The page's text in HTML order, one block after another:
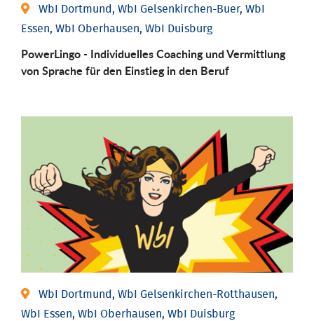
WbI Dortmund, WbI Gelsenkirchen-Buer, WbI
Essen, WbI Oberhausen, WbI Duisburg
PowerLingo - Individuelles Coaching und Vermittlung
von Sprache für den Einstieg in den Beruf
WbI Dortmund, WbI Gelsenkirchen-Rotthausen,
WbI Essen, WbI Oberhausen, WbI Duisburg